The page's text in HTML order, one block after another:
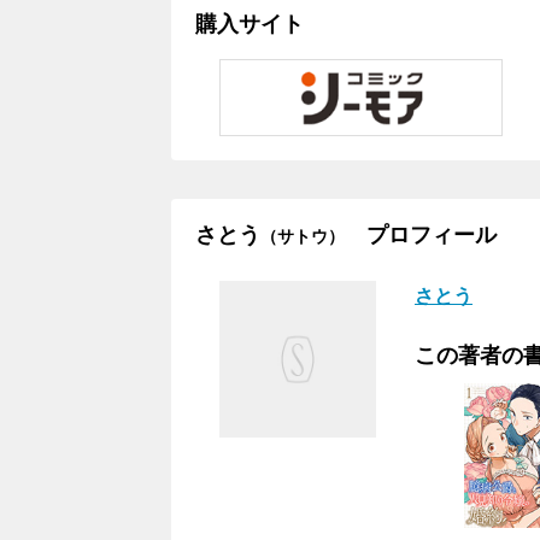
購入サイト
さとう （サトウ） プロフィール
さとう
この著者の